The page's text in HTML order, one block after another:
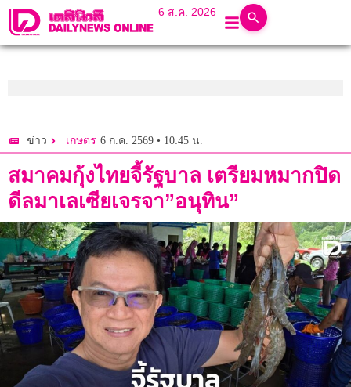
6 ส.ค. 2026
ข่าว เกษตร 6 ก.ค. 2569 • 10:45 น.
สมาคมกุ้งไทยจี้รัฐบาล เตรียมหมากปิด
ดีลมาเลเซียเจรจา”อนุทิน”